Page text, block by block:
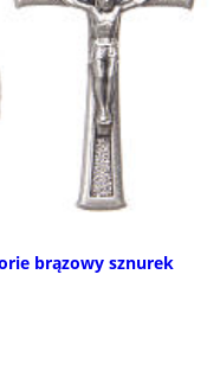
brązowy sznurek